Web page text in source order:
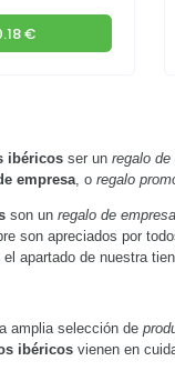
€
ibéricosser un regalo de
empresa, o regalo
son unregalo de empresa
son apreciados por
apartado de nuestra
amplia selección de
ibéricosvienen en